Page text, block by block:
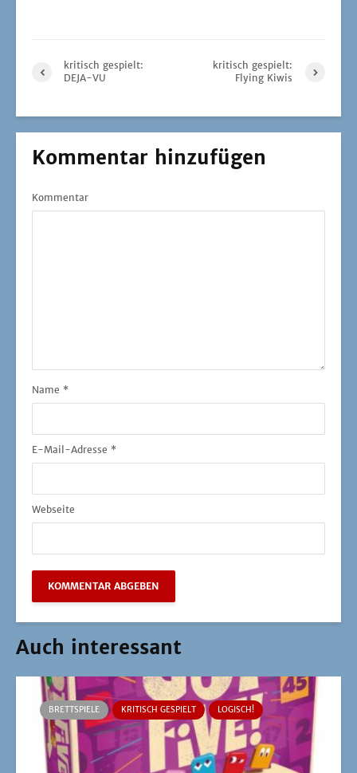
kritisch gespielt:
DEJA-VU
kritisch gespielt:
Flying Kiwis
Kommentar hinzufügen
Kommentar
Name *
E-Mail-Adresse *
Webseite
Auch interessant
BRETTSPIELE KRITISCH GESPIELT LOGISCH!